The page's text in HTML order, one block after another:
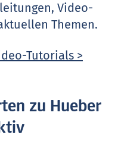
Video-
Themen.
Tutorials >
zu Hueber